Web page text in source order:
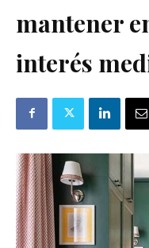
mantener
interés